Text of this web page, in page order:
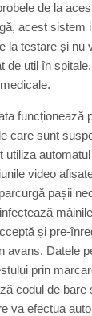
de la
acest sistem
la testare și nu
de util în
funcționează
care sunt
utiliza
video
pașii
și pre-
avans. Datele
prin
codul de bare
va efectua